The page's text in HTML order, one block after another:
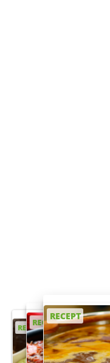
RECEPT
RECEPT
RECEPT